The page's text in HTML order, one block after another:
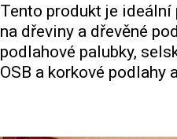
Tento produkt je ideální
na dřeviny a dřevěné
podlahové palubky,
OSB a korkové podlahy